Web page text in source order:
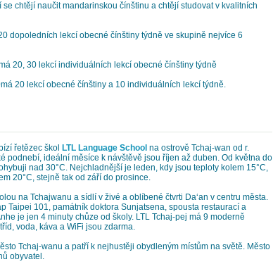
se chtějí naučit mandarinskou čínštinu a chtějí studovat v kvalitních
dopoledních lekcí obecné čínštiny týdně ve skupině nejvíce 6
20, 30 lekcí individuálních lekcí obecné čínštiny týdně
má 20 lekcí obecné čínštiny a 10 individuálních lekcí týdně.
řetězec škol LTL Language Schoolna ostrově Tchaj-wan od r.
podnebí, ideální měsíce k návštěvě jsou říjen až duben. Od května do
nad 30°C. Nejchladnější je leden, kdy jsou teploty kolem 15°C,
20°C, stejně tak od září do prosince.
na Tchajwanu a sídlí v živé a oblíbené čtvrti Da‘an v centru města.
Taipei 101, památník doktora Sunjatsena, spousta restaurací a
je jen 4 minuty chůze od školy. LTL Tchaj-pej má 9 moderně
voda, káva a WiFi jsou zdarma.
Tchaj-wanu a patří k nejhustěji obydleným místům na světě. Město
obyvatel.